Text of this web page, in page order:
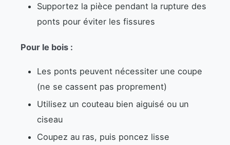
Supportez la pièce pendant la rupture des
ponts pour éviter les fissures
Pour le bois :
Les ponts peuvent nécessiter une coupe
(ne se cassent pas proprement)
Utilisez un couteau bien aiguisé ou un
ciseau
Coupez au ras, puis poncez lisse